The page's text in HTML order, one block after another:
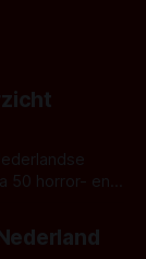
50 horror- en